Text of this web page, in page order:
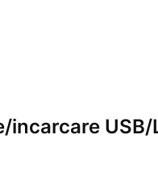
incarcare